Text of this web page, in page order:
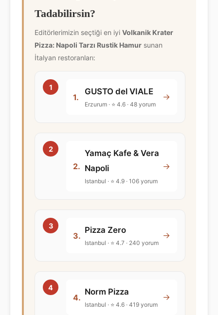
Tadabilirsin?
Editörlerimizin seçtiği en iyi Volkanik Krater
Pizza: Napoli Tarzı Rustik Hamur sunan
İtalyan restoranları:
1.
GUSTO del VIALE
Erzurum · ⭐ 4.6 · 48 yorum
→
2.
Yamaç Kafe & Vera
Napoli
Istanbul · ⭐ 4.9 · 106 yorum
→
3.
Pizza Zero
Istanbul · ⭐ 4.7 · 240 yorum
→
4.
Norm Pizza
Istanbul · ⭐ 4.6 · 419 yorum
→